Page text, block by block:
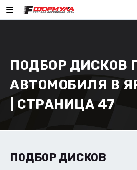
ПОДБОР ДИСКОВ
АВТОМОБИЛЯ В
| СТРАНИЦА 47
ПОДБОР ДИСКОВ